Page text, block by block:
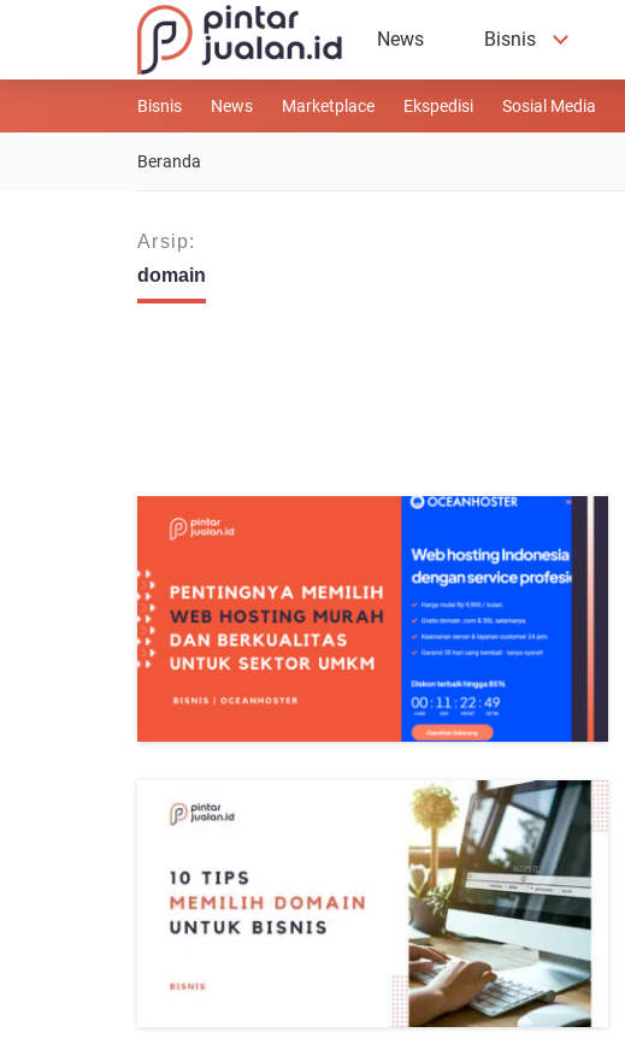
News Bisnis
Bisnis News Marketplace Ekspedisi Sosial Media
Beranda
Arsip:
domain